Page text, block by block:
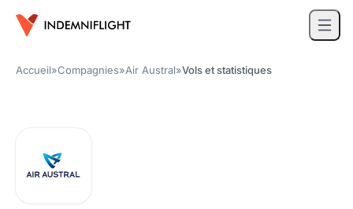
Accueil»Compagnies»Air Austral»Vols et statistiques